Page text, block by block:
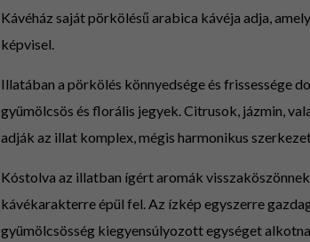
Kávéház saját pörkölésű arabica kávéja adja,
képvisel.
Illatában a pörkölés könnyedsége és frissessége
gyümölcsös és florális jegyek. Citrusok, jázmin,
adják az illat komplex, mégis harmonikus
Kóstolva az illatban ígért aromák
kávékarakterre épül fel. Az ízkép egyszerre
gyümölcsösség kiegyensúlyozott egységet